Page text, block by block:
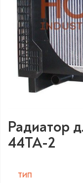
Радиатор
44TA-2
ТИП